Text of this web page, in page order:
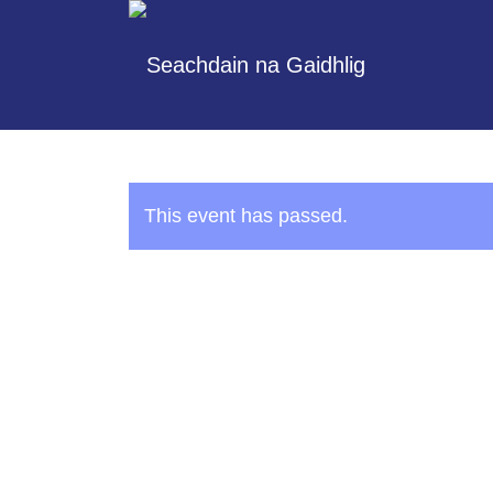
This event has passed.